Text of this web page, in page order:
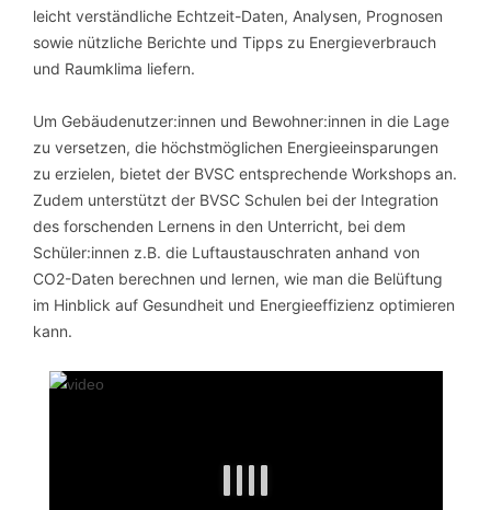
leicht verständliche Echtzeit-Daten, Analysen, Prognosen
sowie nützliche Berichte und Tipps zu Energieverbrauch
und Raumklima liefern.
Um Gebäudenutzer:innen und Bewohner:innen in die Lage
zu versetzen, die höchstmöglichen Energieeinsparungen
zu erzielen, bietet der BVSC entsprechende Workshops an.
Zudem unterstützt der BVSC Schulen bei der Integration
des forschenden Lernens in den Unterricht, bei dem
Schüler:innen z.B. die Luftaustauschraten anhand von
CO2-Daten berechnen und lernen, wie man die Belüftung
im Hinblick auf Gesundheit und Energieeffizienz optimieren
kann.